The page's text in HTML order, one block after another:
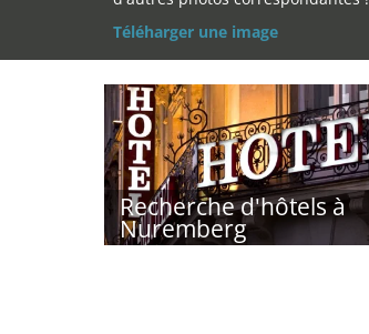
Téléharger une image
Recherche d'hôtels à
Nuremberg